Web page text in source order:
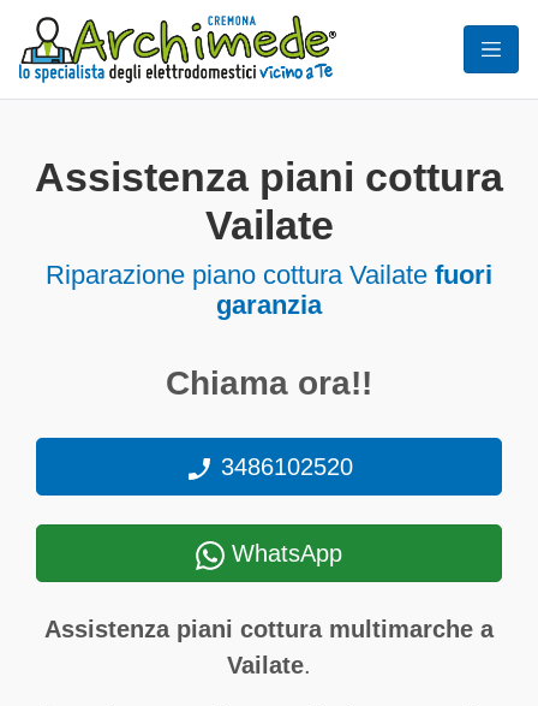
Assistenza piani cottura
Vailate
Riparazione piano cottura Vailate fuori
garanzia
Chiama ora!!
3486102520
WhatsApp
Assistenza piani cottura multimarche a
Vailate.